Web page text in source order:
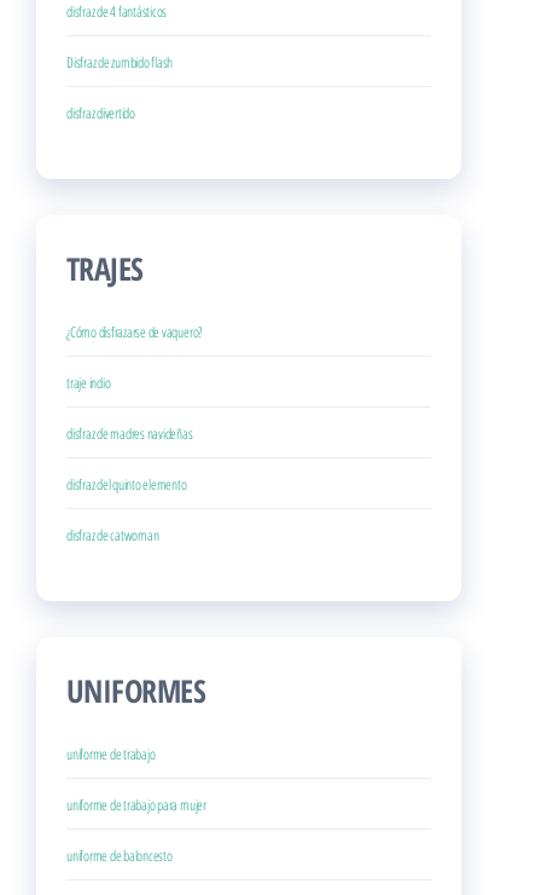
disfraz de 4 fantásticos
Disfraz de zumbido flash
disfraz divertido
TRAJES
¿Cómo disfrazarse de vaquero?
traje indio
disfraz de madres navideñas
disfraz del quinto elemento
disfraz de catwoman
UNIFORMES
uniforme de trabajo
uniforme de trabajo para mujer
uniforme de baloncesto